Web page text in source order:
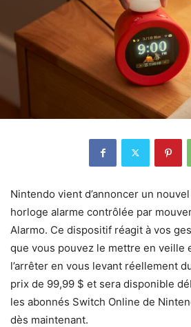
Nintendo vient d’annoncer un
horloge alarme contrôlée par
Alarmo. Ce dispositif réagit à vos
que vous pouvez le mettre en veille
l’arrêter en vous levant réellement
prix de 99,99 $ et sera disponible
les abonnés Switch Online de
dès maintenant.